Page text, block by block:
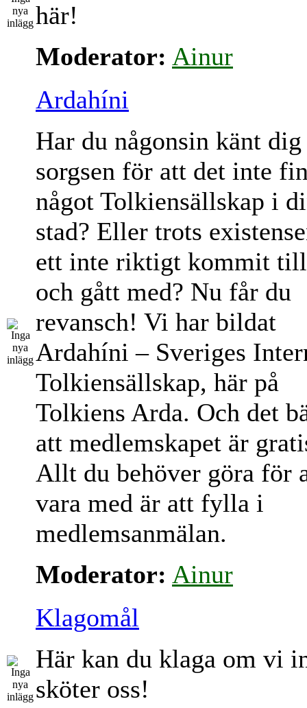
här!
Moderator: Ainur
Ardahíni
Har du någonsin känt dig
sorgsen för att det inte
något Tolkiensällskap i
stad? Eller trots
ett inte riktigt kommit
och gått med? Nu får du
revansch! Vi har bildat
Ardahíni – Sveriges
Tolkiensällskap, här på
Tolkiens Arda. Och det
att medlemskapet är
Allt du behöver göra för
vara med är att fylla i
medlemsanmälan.
Moderator: Ainur
Klagomål
Här kan du klaga om vi
sköter oss!